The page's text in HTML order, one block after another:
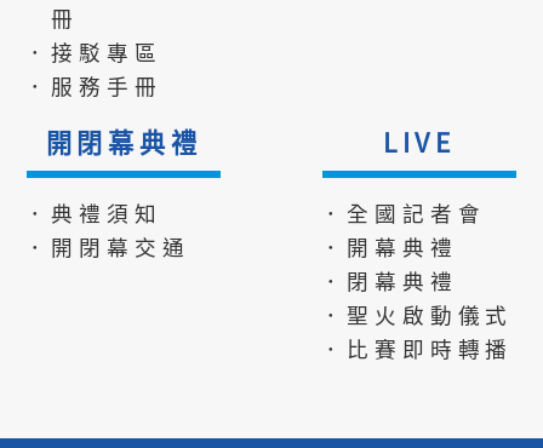
冊
．接駁專區
．服務手冊
開閉幕典禮
．典禮須知
．開閉幕交通
LIVE
．全國記者會
．開幕典禮
．閉幕典禮
．聖火啟動儀式
．比賽即時轉播